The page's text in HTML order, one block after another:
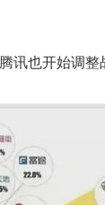
讯也开始调整